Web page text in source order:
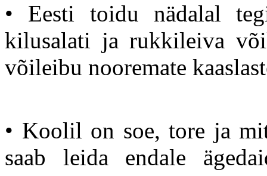
• Eesti toidu nädalal
kilusalati ja rukkileiva
võileibu nooremate
• Koolil on soe, tore ja
saab leida endale